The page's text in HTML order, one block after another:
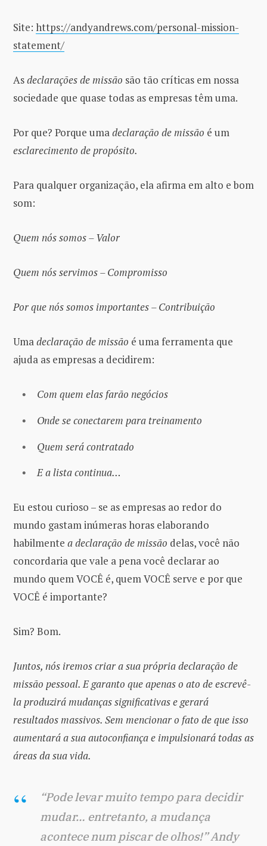
Site: https://andyandrews.com/personal-mission-
statement/
Asdeclarações de missão são tão críticas em nossa
sociedade que quase todas as empresas têm uma.
Por que? Porque umadeclaração de missão é um
esclarecimento de propósito.
Para qualquer organização, ela afirma em alto e bom
som:
Quem nós somos – Valor
Quem nós servimos – Compromisso
Por que nós somos importantes – Contribuição
Umadeclaração de missão é uma ferramenta que
ajuda as empresas a decidirem:
Com quem elas farão negócios
Onde se conectarem para treinamento
Quem será contratado
E a lista continua…
Eu estou curioso – se as empresas ao redor do
mundo gastam inúmeras horas elaborando
habilmente a declaração de missão delas, você não
concordaria que vale a pena você declarar ao
mundo quem VOCÊ é, quem VOCÊ serve e por que
VOCÊ é importante?
Sim? Bom.
Juntos, nós iremos criar a sua própria declaração de
missão pessoal. E garanto que apenas o ato de escrevê-
la produzirá mudanças significativas e gerará
resultados massivos. Sem mencionar o fato de que isso
aumentará a sua autoconfiança e impulsionará todas as
áreas da sua vida.
“Pode levar muito tempo para decidir
mudar… entretanto, a mudança
acontece num piscar de olhos!” Andy